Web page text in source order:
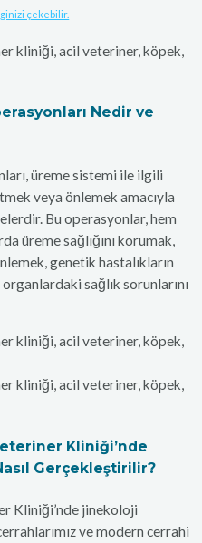
çekebilir.
Nedir ve
üreme sistemi ile ilgili
veya önlemek amacıyla
Bu operasyonlar, hem
üreme sağlığını korumak,
genetik hastalıkların
sağlık sorunlarını
Kliniği’nde
Gerçekleştirilir?
Kliniği’nde jinekoloji
ve modern cerrahi